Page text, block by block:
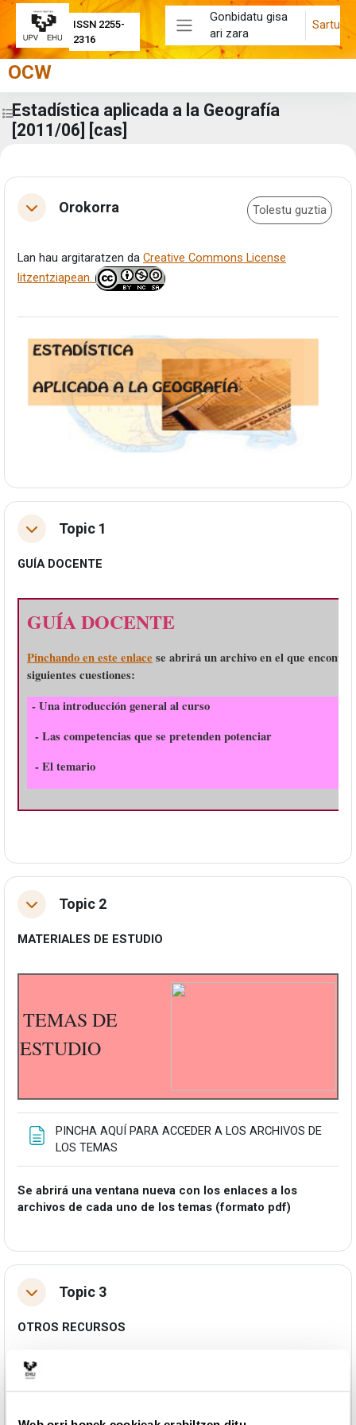
ISSN 2255-
2316
Alboko panela
Gonbidatu gisa
ari zara
Sartu
Joan eduki nagusira zuzenean
OCW
Zabaldu ikastaroaren aurkibidea
Estadística aplicada a la Geografía
[2011/06] [cas]
Eduki-bloke nagusiak
Atalaren laburpena
TolestuOrokorra Tolestu guztia
Lan hau argitaratzen da Creative Commons License
litzentziapean.
TolestuTopic 1
GUÍA DOCENTE
GUÍA DOCENTE
Pinchando en este enlace se abrirá un archivo en el que
siguientes cuestiones:
- Una introducción general al curso
- Las competencias que se pretenden potenciar
- El temario
TolestuTopic 2
MATERIALES DE ESTUDIO
TEMAS DE
ESTUDIO
PINCHA AQUÍ PARA ACCEDER A LOS ARCHIVOS DE
LOS TEMAS
Se abrirá una ventana nueva con los enlaces a los
archivos de cada uno de los temas (formato pdf)
TolestuTopic 3
OTROS RECURSOS
Un caso de aplicación de
las medidas de
variabilidad en el análisis